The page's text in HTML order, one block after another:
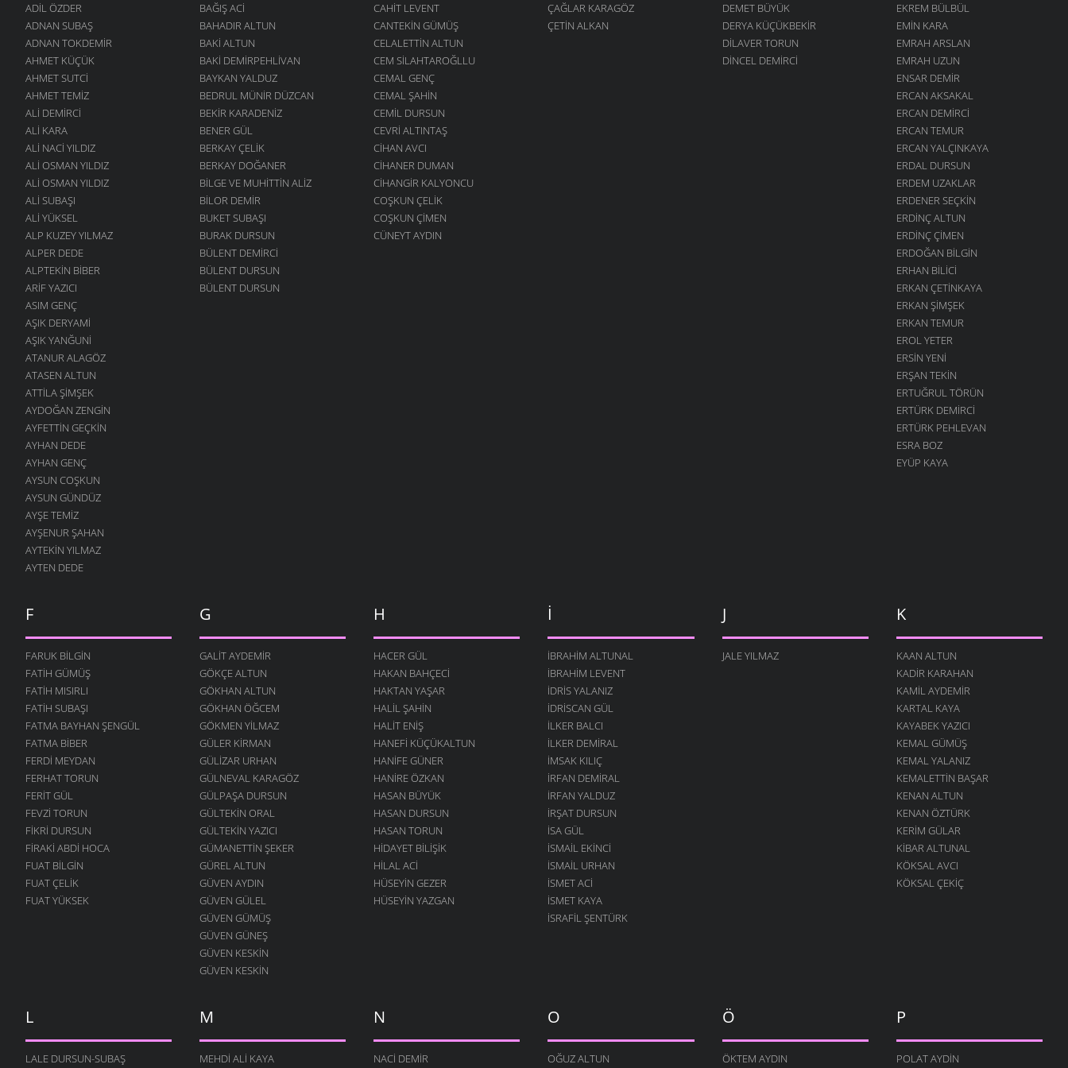
ADIL ÖZDER
ADNAN SUBAŞ
ADNAN TOKDEMIR
AHMET KÜÇÜK
AHMET SUTCI
AHMET TEMIZ
ALI DEMIRCI
ALI KARA
ALI NACI YILDIZ
ALI OSMAN YILDIZ
ALI OSMAN YILDIZ
ALI SUBAŞI
ALI YÜKSEL
ALP KUZEY YILMAZ
ALPER DEDE
ALPTEKIN BIBER
ARIF YAZICI
ASIM GENÇ
AŞIK DERYAMI
AŞIK YANĞUNI
ATANUR ALAGÖZ
ATASEN ALTUN
ATTILA ŞIMŞEK
AYDOĞAN ZENGIN
AYFETTIN GEÇKIN
AYHAN DEDE
AYHAN GENÇ
AYSUN COŞKUN
AYSUN GÜNDÜZ
AYŞE TEMIZ
AYŞENUR ŞAHAN
AYTEKIN YILMAZ
AYTEN DEDE
BAĞIŞ ACI
BAHADIR ALTUN
BAKI ALTUN
BAKI DEMIRPEHLIVAN
BAYKAN YALDUZ
BEDRUL MÜNIR DÜZCAN
BEKIR KARADENIZ
BENER GÜL
BERKAY ÇELIK
BERKAY DOĞANER
BILGE VE MUHITTIN ALIZ
BILOR DEMIR
BUKET SUBAŞI
BURAK DURSUN
BÜLENT DEMIRCI
BÜLENT DURSUN
BÜLENT DURSUN
CAHIT LEVENT
CANTEKIN GÜMÜŞ
CELALETTIN ALTUN
CEM SILAHTAROĞLLU
CEMAL GENÇ
CEMAL ŞAHIN
CEMIL DURSUN
CEVRI ALTINTAŞ
CIHAN AVCI
CIHANER DUMAN
CIHANGIR KALYONCU
COŞKUN ÇELIK
COŞKUN ÇIMEN
CÜNEYT AYDIN
ÇAĞLAR KARAGÖZ
ÇETIN ALKAN
DEMET BÜYÜK
DERYA KÜÇÜKBEKIR
DILAVER TORUN
DINCEL DEMIRCI
EKREM BÜLBÜL
EMIN KARA
EMRAH ARSLAN
EMRAH UZUN
ENSAR DEMIR
ERCAN AKSAKAL
ERCAN DEMIRCI
ERCAN TEMUR
ERCAN YALÇINKAYA
ERDAL DURSUN
ERDEM UZAKLAR
ERDENER SEÇKIN
ERDINÇ ALTUN
ERDINÇ ÇIMEN
ERDOĞAN BILGIN
ERHAN BILICI
ERKAN ÇETINKAYA
ERKAN ŞIMŞEK
ERKAN TEMUR
EROL YETER
ERSIN YENI
ERŞAN TEKIN
ERTUĞRUL TÖRÜN
ERTÜRK DEMIRCI
ERTÜRK PEHLEVAN
ESRA BOZ
EYÜP KAYA
F
FARUK BILGIN
FATIH GÜMÜŞ
FATIH MISIRLI
FATIH SUBAŞI
FATMA BAYHAN ŞENGÜL
FATMA BIBER
FERDI MEYDAN
FERHAT TORUN
FERIT GÜL
FEVZI TORUN
FIKRI DURSUN
FIRAKI ABDI HOCA
FUAT BILGIN
FUAT ÇELIK
FUAT YÜKSEK
G
GALIT AYDEMIR
GÖKÇE ALTUN
GÖKHAN ALTUN
GÖKHAN ÖĞCEM
GÖKMEN YILMAZ
GÜLER KIRMAN
GÜLIZAR URHAN
GÜLNEVAL KARAGÖZ
GÜLPAŞA DURSUN
GÜLTEKIN ORAL
GÜLTEKIN YAZICI
GÜMANETTIN ŞEKER
GÜREL ALTUN
GÜVEN AYDIN
GÜVEN GÜLEL
GÜVEN GÜMÜŞ
GÜVEN GÜNEŞ
GÜVEN KESKIN
GÜVEN KESKIN
H
HACER GÜL
HAKAN BAHÇECI
HAKTAN YAŞAR
HALIL ŞAHIN
HALIT ENIŞ
HANEFI KÜÇÜKALTUN
HANIFE GÜNER
HANIRE ÖZKAN
HASAN BÜYÜK
HASAN DURSUN
HASAN TORUN
HIDAYET BILIŞIK
HILAL ACI
HÜSEYIN GEZER
HÜSEYIN YAZGAN
İ
İBRAHIM ALTUNAL
İBRAHIM LEVENT
İDRIS YALANIZ
IDRISCAN GÜL
İLKER BALCI
İLKER DEMIRAL
İMSAK KILIÇ
İRFAN DEMIRAL
İRFAN YALDUZ
İRŞAT DURSUN
ISA GÜL
ISMAIL EKINCI
İSMAIL URHAN
İSMET ACI
ISMET KAYA
İSRAFIL ŞENTÜRK
J
JALE YILMAZ
K
KAAN ALTUN
KADIR KARAHAN
KAMIL AYDEMIR
KARTAL KAYA
KAYABEK YAZICI
KEMAL GÜMÜŞ
KEMAL YALANIZ
KEMALETTIN BAŞAR
KENAN ALTUN
KENAN ÖZTÜRK
KERIM GÜLAR
KIBAR ALTUNAL
KÖKSAL AVCI
KÖKSAL ÇEKIÇ
L
LALE DURSUN-SUBAŞ
M
MEHDI ALI KAYA
N
NACI DEMIR
O
OĞUZ ALTUN
Ö
ÖKTEM AYDIN
P
POLAT AYDIN